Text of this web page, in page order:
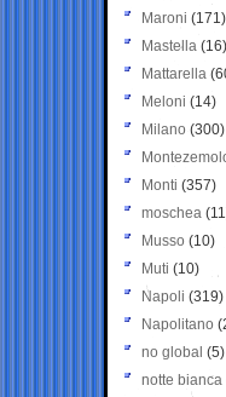
Maroni (171)
Mastella (16)
Mattarella
Meloni (14)
Milano (300)
Monti (357)
moschea
Musso (10)
Muti (10)
Napoli (319)
Napolitano
no global (5)
notte bianca